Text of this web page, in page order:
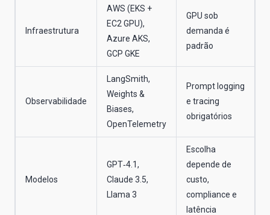
Infraestrutura
AWS (EKS +
EC2 GPU),
Azure AKS,
GCP GKE
GPU sob
demanda é
padrão
Observabilidade
LangSmith,
Weights &
Biases,
OpenTelemetry
Prompt logging
e tracing
obrigatórios
Modelos
GPT‑4.1,
Claude 3.5,
Llama 3
Escolha
depende de
custo,
compliance e
latência